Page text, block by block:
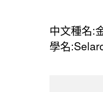
中文種名:
學名